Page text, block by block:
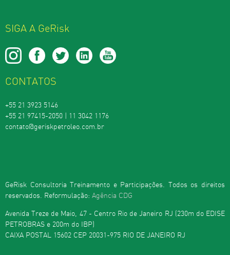
SIGA A GeRisk
CONTATOS
+55 21 3923 5146
+55 21 97415-2050 | 11 3042 1176
contato@geriskpetroleo.com.br
GeRisk Consultoria Treinamento e Participações. Todos os direitos
reservados. Reformulação: Agência CDG
Avenida Treze de Maio, 47 - Centro Rio de Janeiro RJ (230m do EDISE
PETROBRAS e 200m do IBP)
CAIXA POSTAL 15602 CEP 20031-975 RIO DE JANEIRO RJ